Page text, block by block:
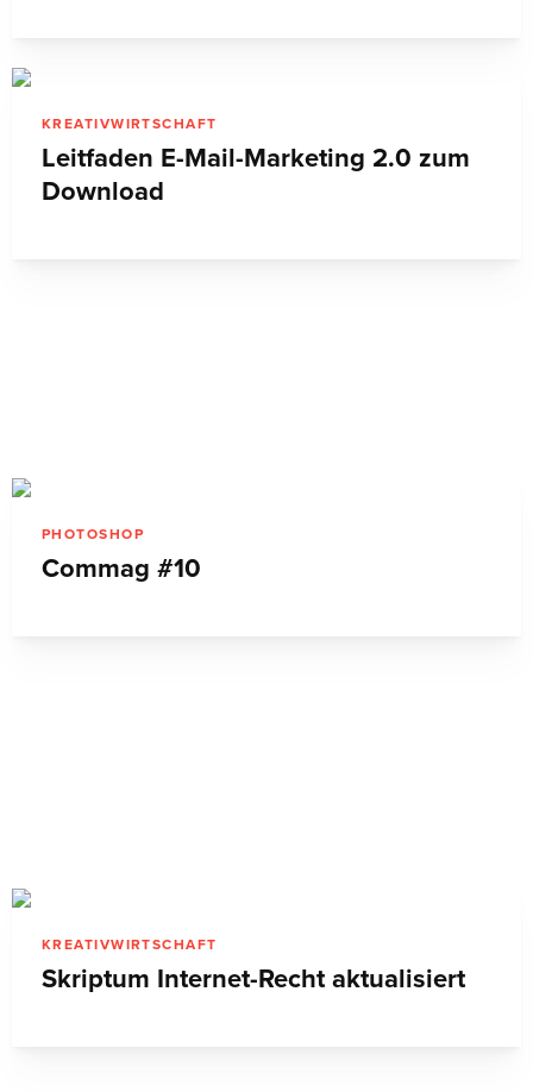
KREATIVWIRTSCHAFT
Leitfaden E-Mail-Marketing 2.0 zum
Download
PHOTOSHOP
Commag #10
KREATIVWIRTSCHAFT
Skriptum Internet-Recht aktualisiert